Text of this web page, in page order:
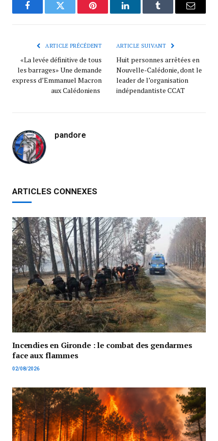
FacebookTwitter Pinterest LinkedInTumblr
ARTICLE PRÉCÉDENT
«La levée définitive de tous
les barrages» Une demande
express d’Emmanuel Macron
aux Calédoniens
ARTICLE SUIVANT
Huit personnes arrêtées en
Nouvelle-Calédonie, dont le
leader de l’organisation
indépendantiste CCAT
pandore
ARTICLES CONNEXES
Incendies en Gironde : le combat des gendarmes
face aux flammes
02/08/2026